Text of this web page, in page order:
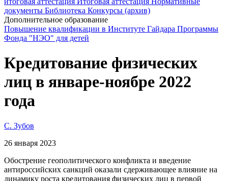
документы Библиотека Конкурсы (архив)
Дополнительное образование
Повышение квалификации в Институте Гайдара Программы
Фонда "НЭО" для детей
Кредитование физических
лиц в январе-ноябре 2022
года
С. Зубов
26 января 2023
Обострение геополитического конфликта и введение
антироссийских санкций оказали сдерживающее влияние на
динамику роста кредитования физических лиц в первой